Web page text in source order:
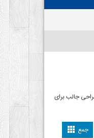
جالب برای
جمع